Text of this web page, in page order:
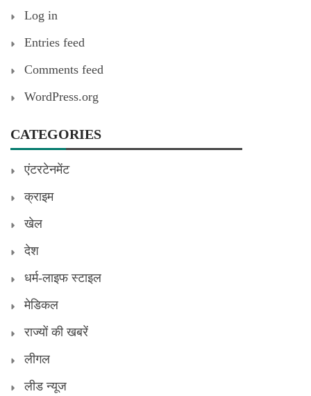
Log in
Entries feed
Comments feed
WordPress.org
CATEGORIES
एंटरटेनमेंट
क्राइम
खेल
देश
धर्म-लाइफ स्टाइल
मेडिकल
राज्यों की खबरें
लीगल
लीड न्यूज